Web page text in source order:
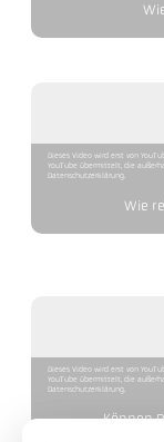
Dieses Video wird erst von
YouTube übermittelt, die
Datenschutzerklärung.
Wie
Dieses Video wird erst von
YouTube übermittelt, die
Datenschutzerklärung.
Können